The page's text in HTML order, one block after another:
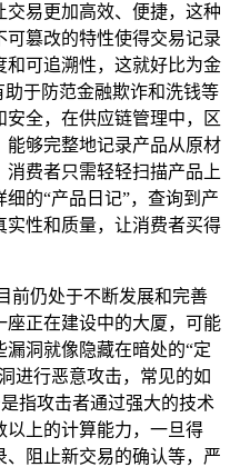
易更加高效、便捷，这种
篡改的特性使得交易记录
可追溯性，这就好比为金
于防范金融欺诈和洗钱等
全，在供应链管理中，区
够完整地记录产品从原材
费者只需轻轻扫描产品上
的“产品日记”，查询到产
实性和质量，让消费者买得
前仍处于不断发展和完善
座正在建设中的大厦，可能
洞就像隐藏在暗处的“定
进行恶意攻击，常见的如
指攻击者通过强大的技术
以上的计算能力，一旦得
阻止新交易的确认等，严